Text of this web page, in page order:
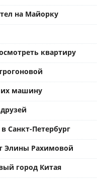
на Майорку
квартиру
их машину
Санкт-Петербург
Элины Рахимовой
город Китая